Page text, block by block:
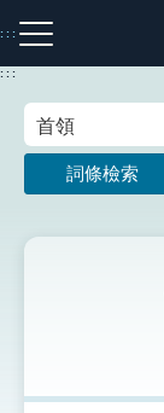
到
主
:::
注音索引圖示
:::
詞條檢索